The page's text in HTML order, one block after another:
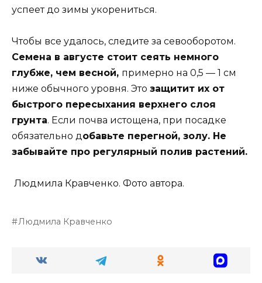
успеет до зимы укорениться.
Чтобы все удалось, следите за севооборотом.
Семена в августе стоит сеять немного
глубже, чем весной, примерно на 0,5 — 1 см
ниже обычного уровня. Это защитит их от
быстрого пересыхания верхнего слоя
грунта. Если почва истощена, при посадке
обязательно добавьте перегной, золу. Не
забывайте про регулярный полив растений.
Людмила Кравченко. Фото автора.
Людмила Кравченко